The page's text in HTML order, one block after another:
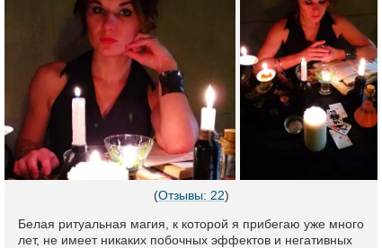
(Отзывы: 22)
Белая ритуальная магия, к которой я прибегаю уже много
лет, не имеет никаких побочных эффектов и негативных